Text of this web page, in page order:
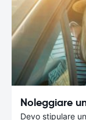
Noleggiare
Devo stipulare